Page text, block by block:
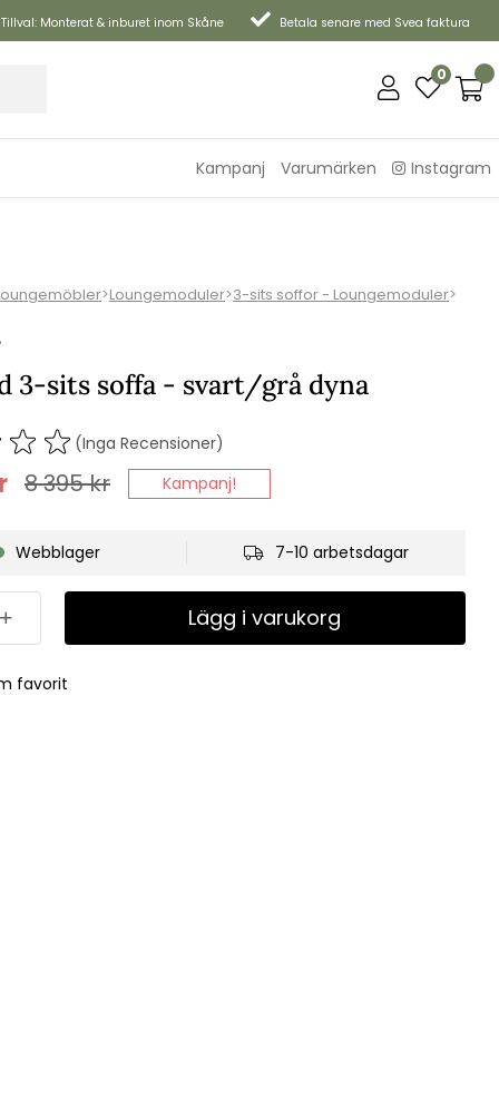
Tillval: Monterat & inburet inom Skåne Betala senare med Svea faktura
0
Kampanj Varumärken Instagram
>Loungemoduler>3-sits soffor - Loungemoduler>
3-sits soffa - svart/grå dyna
(Inga Recensioner)
8 395kr Kampanj!
Webblager 7-10 arbetsdagar
Lägg i varukorg
favorit